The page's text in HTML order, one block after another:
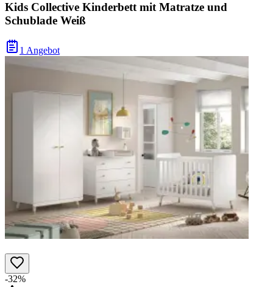
Kids Collective Kinderbett mit Matratze und
Schublade Weiß
1 Angebot
-32%